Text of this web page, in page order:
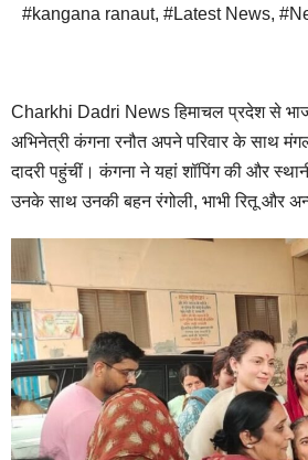
#kangana ranaut, #Latest News,
Charkhi Dadri News हिमाचल प्रदेश से
अभिनेत्री कंगना रनौत अपने परिवार के साथ
दादरी पहुंचीं। कंगना ने यहां शॉपिंग की और
उनके साथ उनकी बहन रंगोली, भाभी रितू और